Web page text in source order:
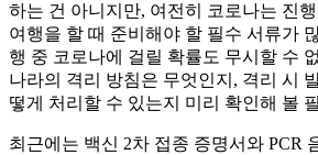
하는 건 아니지만, 여전히 코로나는 진
여행을 할 때 준비해야 할 필수 서류가
행 중 코로나에 걸릴 확률도 무시할 수
나라의 격리 방침은 무엇인지, 격리 시
떻게 처리할 수 있는지 미리 확인해 볼
최근에는 백신 2차 접종 증명서와 PCR